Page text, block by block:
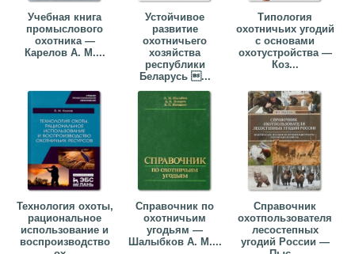
Учебная книга
промыслового
охотника —
Карелов А. М....
Устойчивое
развитие
охотничьего
хозяйства
республики
Беларусь ...
Типология
охотничьих угодий
с основами
охотустройства —
Коз...
Технология охоты,
рациональное
использование и
воспроизводство
Справочник по
охотничьим
угодьям —
Шалыбков А. М....
Справочник
охотпользователя
лесостепных
угодий России —